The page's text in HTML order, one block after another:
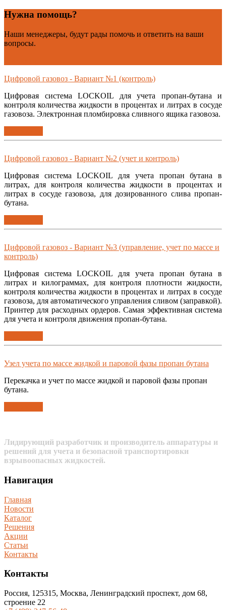
Нужна помощь?
Наши менеджеры, будут рады помочь и ответить на ваши
вопросы.
Цифровой газовоз - Вариант №1 (контроль)
Цифровая система LOCKOIL для учета пропан-бутана и
контроля количества жидкости в процентах и литрах в сосуде
газовоза. Электронная пломбировка сливного ящика газовоза.
Цифровой газовоз - Вариант №2 (учет и контроль)
Цифровая система LOCKOIL для учета пропан бутана в
литрах, для контроля количества жидкости в процентах и
литрах в сосуде газовоза, для дозированного слива пропан-
бутана.
Цифровой газовоз - Вариант №3 (управление, учет по массе и
контроль)
Цифровая система LOCKOIL для учета пропан бутана в
литрах и килограммах, для контроля плотности жидкости,
контроля количества жидкости в процентах и литрах в сосуде
газовоза, для автоматического управления сливом (заправкой).
Принтер для расходных ордеров. Самая эффективная система
для учета и контроля движения пропан-бутана.
Узел учета по массе жидкой и паровой фазы пропан бутана
Перекачка и учет по массе жидкой и паровой фазы пропан
бутана.
Лидирующий разработчик и производитель аппаратуры и
решений для учета и безопасной транспортировки
взрывоопасных жидкостей.
Навигация
Главная
Новости
Каталог
Решения
Акции
Статьи
Контакты
Контакты
Россия, 125315, Москва, Ленинградский проспект, дом 68,
строение 22